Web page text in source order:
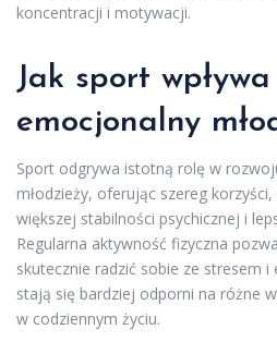
koncentracji i motywacji.
Jak sport
emocjonalny
Sport odgrywa istotną rolę w
młodzieży, oferując szereg
większej stabilności psychicznej i
Regularna aktywność fizyczna
skutecznie radzić sobie ze stresem
stają się bardziej odporni na różne
w codziennym życiu.